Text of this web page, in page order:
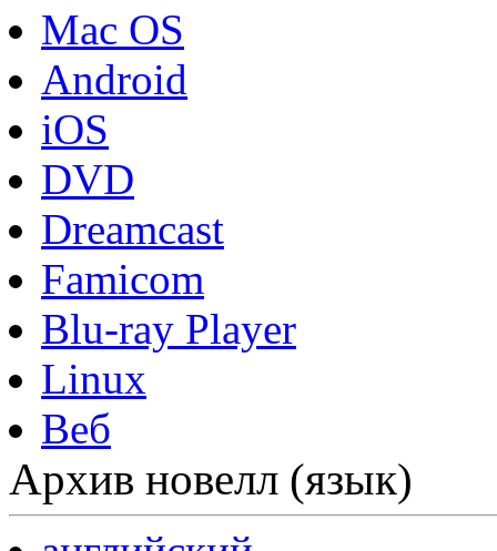
Mac OS
Android
iOS
DVD
Dreamcast
Famicom
Blu-ray Player
Linux
Веб
Архив новелл (язык)